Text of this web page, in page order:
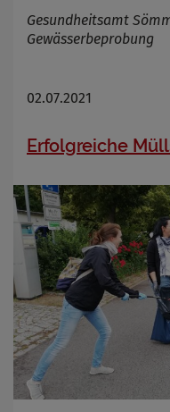
Gesundheitsamt
Gewässerbeprobung
02.07.2021
Erfolgreiche